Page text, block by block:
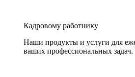
Кадровому работнику
Наши продукты и услуги для
ваших профессиональных задач.